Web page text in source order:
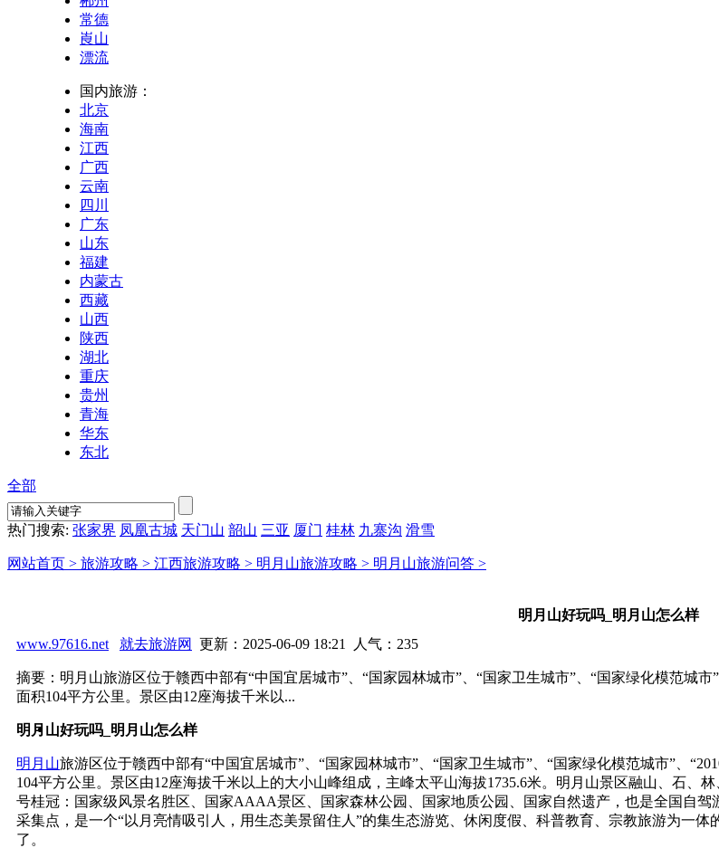
常德
崀山
漂流
国内旅游：
北京
海南
江西
广西
云南
四川
广东
山东
福建
内蒙古
西藏
山西
陕西
湖北
重庆
贵州
青海
华东
东北
全部
热门搜索: 张家界 凤凰古城 天门山 韶山 三亚 厦门 桂林 九寨沟 滑雪
网站首页 > 旅游攻略 > 江西旅游攻略 > 明月山旅游攻略 > 明月山旅游问答 >
明月山好玩吗_明月山怎么样
www.97616.net
就去旅游网 更新：2025-06-09 18:21 人气： 235
摘要：明月山旅游区位于赣西中部有“中国宜居城市”、“国家园林城市”、“国家卫生城市”、“国家绿化模范城
面积104平方公里。景区由12座海拔千米以...
明月山好玩吗_明月山怎么样
明月山旅游区位于赣西中部有“中国宜居城市”、“国家园林城市”、“国家卫生城市”、“国家绿化模范城市”、
104平方公里。景区由12座海拔千米以上的大小山峰组成，主峰太平山海拔1735.6米。明月山景区融山、石
号桂冠：国家级风景名胜区、国家AAAA景区、国家森林公园、国家地质公园、国家自然遗产，也是全国自
采集点，是一个“以月亮情吸引人，用生态美景留住人”的集生态游览、休闲度假、科普教育、宗教旅游为一体
了。